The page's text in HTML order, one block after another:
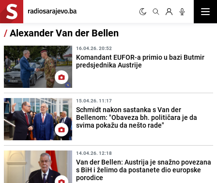
/Alexander Van der Bellen
16.04.26. 20:52
Komandant EUFOR-a primio u bazi Butmir
predsjednika Austrije
15.04.26. 11:17
Schmidt nakon sastanka s Van der
Bellenom: "Obaveza bh. političara je da
svima pokažu da nešto rade"
14.04.26. 12:18
Van der Bellen: Austrija je snažno povezana
s BiH i želimo da postanete dio europske
porodice